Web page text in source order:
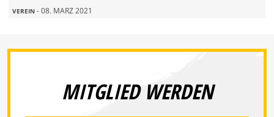
VEREIN - 08. MÄRZ 2021
MITGLIED WERDEN